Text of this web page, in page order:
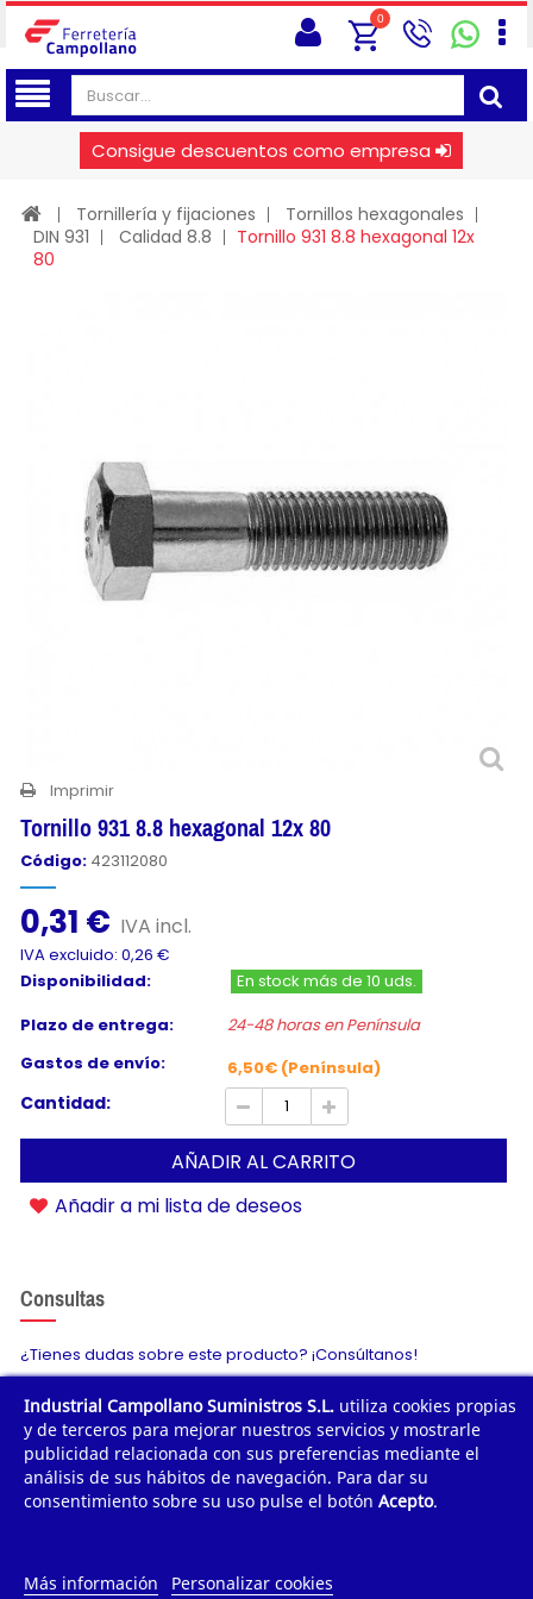
0
Consigue descuentos como empresa
Tornillería y fijaciones
Tornillos hexagonales
DIN 931
Calidad 8.8
Tornillo 931 8.8 hexagonal 12x
80
Imprimir
Tornillo 931 8.8 hexagonal 12x 80
Código: 423112080
0,31 € IVA incl.
IVA excluido: 0,26 €
Disponibilidad:
En stock más de 10 uds.
Plazo de entrega:
24-48 horas en Península
Gastos de envío:
6,50€ (Península)
Cantidad:
AÑADIR AL CARRITO
Añadir a mi lista de deseos
Consultas
¿Tienes dudas sobre este producto? ¡Consúltanos!
Envíanos tu consulta
¿QUIÉNES SOMOS?
Industrial Campollano Suministros S.L. utiliza cookies propias
y de terceros para mejorar nuestros servicios y mostrarle
publicidad relacionada con sus preferencias mediante el
análisis de sus hábitos de navegación. Para dar su
consentimiento sobre su uso pulse el botón Acepto.
Más información Personalizar cookies